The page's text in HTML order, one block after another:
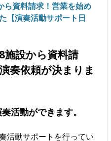
ら資料請求！営業を始め
【演奏活動サポート日
施設から資料請
奏依頼が決まりま
活動ができます。
活動サポートを行ってい